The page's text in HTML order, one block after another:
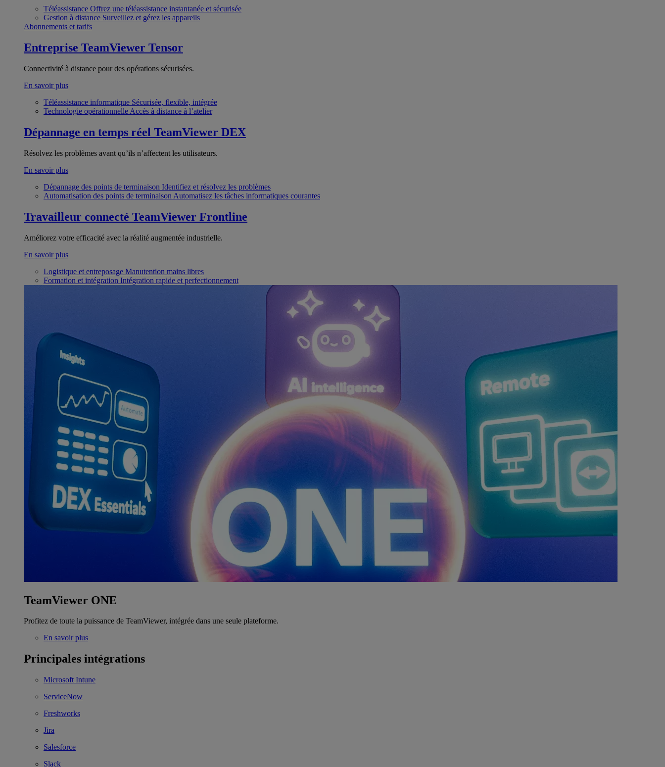
Téléassistance Offrez une téléassistance instantanée et sécurisée
Gestion à distance Surveillez et gérez les appareils
Abonnements et tarifs
Entreprise TeamViewer Tensor
Connectivité à distance pour des opérations sécurisées.
En savoir plus
Téléassistance informatique Sécurisée, flexible, intégrée
Technologie opérationnelle Accès à distance à l’atelier
Dépannage en temps réel TeamViewer DEX
Résolvez les problèmes avant qu’ils n’affectent les utilisateurs.
En savoir plus
Dépannage des points de terminaison Identifiez et résolvez les problèmes
Automatisation des points de terminaison Automatisez les tâches informatiques courantes
Travailleur connecté TeamViewer Frontline
Améliorez votre efficacité avec la réalité augmentée industrielle.
En savoir plus
Logistique et entreposage Manutention mains libres
Formation et intégration Intégration rapide et perfectionnement
TeamViewer ONE
Profitez de toute la puissance de TeamViewer, intégrée dans une seule plateforme.
En savoir plus
Principales intégrations
Microsoft Intune
ServiceNow
Freshworks
Jira
Salesforce
Slack